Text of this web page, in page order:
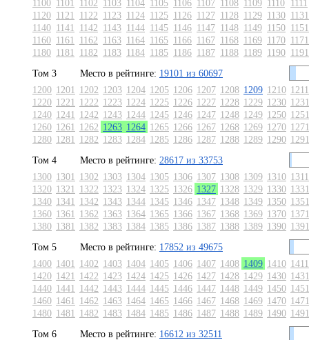
1100 1101 1102 1103 1104 1105 1106 1107 1108 1109 1110 1111
1120 1121 1122 1123 1124 1125 1126 1127 1128 1129 1130 1131
1140 1141 1142 1143 1144 1145 1146 1147 1148 1149 1150 1151
1160 1161 1162 1163 1164 1165 1166 1167 1168 1169 1170 1171
1180 1181 1182 1183 1184 1185 1186 1187 1188 1189 1190 1191
Том 3
Место в рейтинге: 19101 из 60697
1200 1201 1202 1203 1204 1205 1206 1207 1208 1209 1210 1211
1220 1221 1222 1223 1224 1225 1226 1227 1228 1229 1230 1231
1240 1241 1242 1243 1244 1245 1246 1247 1248 1249 1250 1251
1260 1261 1262 1263 1264 1265 1266 1267 1268 1269 1270 1271
1280 1281 1282 1283 1284 1285 1286 1287 1288 1289 1290 1291
Том 4
Место в рейтинге: 28617 из 33753
1300 1301 1302 1303 1304 1305 1306 1307 1308 1309 1310 1311
1320 1321 1322 1323 1324 1325 1326 1327 1328 1329 1330 1331
1340 1341 1342 1343 1344 1345 1346 1347 1348 1349 1350 1351
1360 1361 1362 1363 1364 1365 1366 1367 1368 1369 1370 1371
1380 1381 1382 1383 1384 1385 1386 1387 1388 1389 1390 1391
Том 5
Место в рейтинге: 17852 из 49675
1400 1401 1402 1403 1404 1405 1406 1407 1408 1409 1410 1411
1420 1421 1422 1423 1424 1425 1426 1427 1428 1429 1430 1431
1440 1441 1442 1443 1444 1445 1446 1447 1448 1449 1450 1451
1460 1461 1462 1463 1464 1465 1466 1467 1468 1469 1470 1471
1480 1481 1482 1483 1484 1485 1486 1487 1488 1489 1490 1491
Том 6
Место в рейтинге: 16612 из 32511